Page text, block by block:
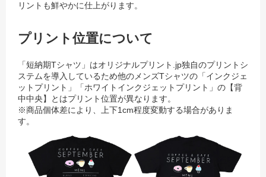
リントも鮮やかに仕上がります。
プリント位置について
「短納期Tシャツ」はオリジナルプリント.jp独自のプリントシ
ステムを導入しているため他のメンズTシャツの「インクジェ
ットプリント」「ホワイトインクジェットプリント」の【背
中中央】とはプリント位置が異なります。
※商品個体差により、上下1cm程度変動する場合がありま
す。